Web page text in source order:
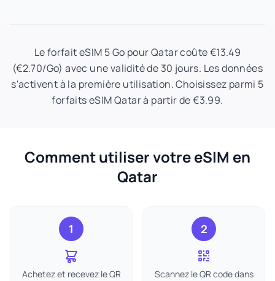
Le forfait eSIM 5 Go pour Qatar coûte €13.49
(€2.70/Go) avec une validité de 30 jours. Les données
s'activent à la première utilisation. Choisissez parmi 5
forfaits eSIM Qatar à partir de €3.99.
Comment utiliser votre eSIM en
Qatar
1
Achetez et recevez le QR
2
Scannez le QR code dans